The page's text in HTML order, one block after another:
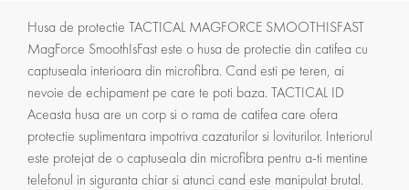
Husa de protectie TACTICAL MAGFORCE SMOOTHISFAST
MagForce SmoothIsFast este o husa de protectie din catifea cu
captuseala interioara din microfibra. Cand esti pe teren, ai
nevoie de echipament pe care te poti baza. TACTICAL ID
Aceasta husa are un corp si o rama de catifea care ofera
protectie suplimentara impotriva cazaturilor si loviturilor. Interiorul
este protejat de o captuseala din microfibra pentru a-ti mentine
telefonul in siguranta chiar si atunci cand este manipulat brutal.